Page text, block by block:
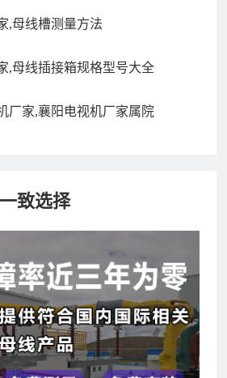
,母线槽测量方法
,母线插接箱规格型号大全
厂家,襄阳电视机厂家属院
致选择
咨询了报价 7分钟前
咨询了报价 7分钟前
咨询了报价10分钟前
咨询了报价1秒前
咨询了报价5秒前